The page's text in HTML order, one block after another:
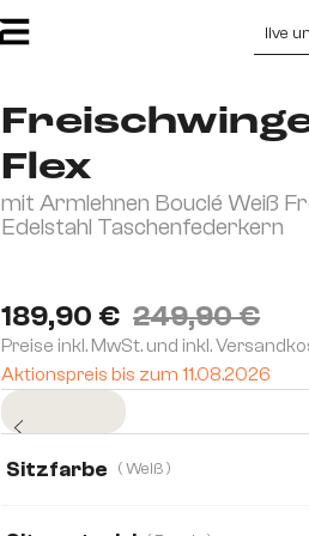
Flex
mit Armlehnen Bouclé Weiß
Edelstahl Taschenfederkern
189,90 € 249,90 €
Preise inkl. MwSt. und inkl.
Aktionspreis bis zum 11.08.2026
Sitzfarbe ( Weiß )